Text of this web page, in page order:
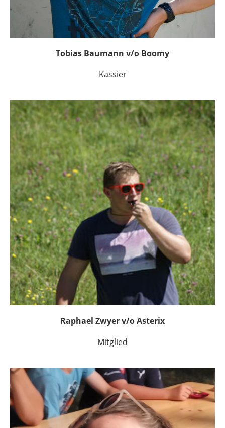
Tobias Baumann v/o Boomy
Kassier
Raphael Zwyer v/o Asterix
Mitglied